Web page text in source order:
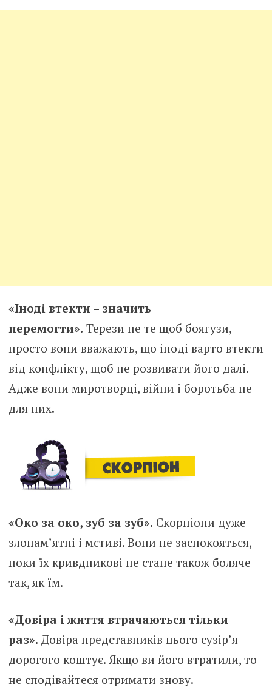
«Іноді втекти – значить
перемогти». Терези не те щоб боягузи,
просто вони вважають, що іноді варто втекти
від конфлікту, щоб не розвивати його далі.
Адже вони миротворці, війни і боротьба не
для них.
«Око за око, зуб за зуб». Скорпіони дуже
злопам’ятні і мстиві. Вони не заспокояться,
поки їх кривдникові не стане також боляче
так, як їм.
«Довіра і життя втрачаються тільки
раз». Довіра представників цього сузір’я
дорогого коштує. Якщо ви його втратили, то
не сподівайтеся отримати знову.